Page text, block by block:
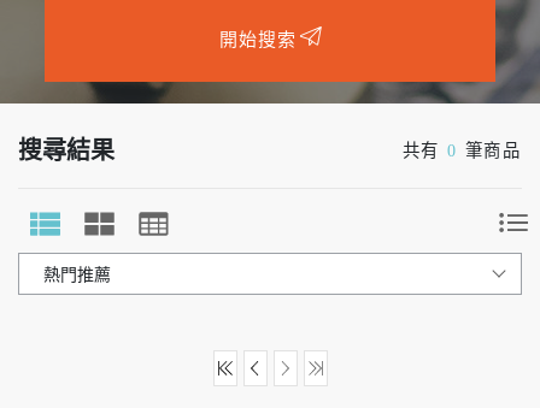
開始搜索
搜尋結果 共有 0 筆商品